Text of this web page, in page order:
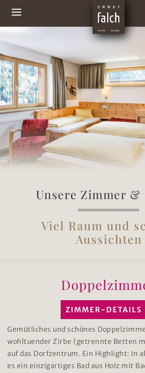
Unsere Zimmer &
Viel Raum und
Aussichten
ZIMMER-DETAILS
Gemütliches und schönes
wohltuender Zirbe (getrennte Betten
auf das Dorfzentrum. Ein Highlight: In
es ein einzigartiges Bad aus Holz mit